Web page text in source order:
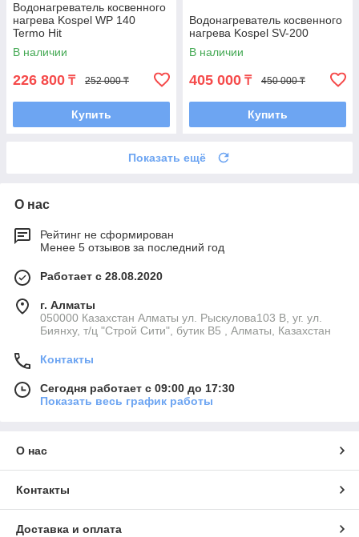
Водонагреватель косвенного
нагрева Kospel WP 140
Termo Hit
В наличии
226 800 ₸ 252 000 ₸
Купить
Водонагреватель косвенного
нагрева Kospel SV-200
В наличии
405 000 ₸ 450 000 ₸
Купить
Показать ещё
О нас
Рейтинг не сформирован
Менее 5 отзывов за последний год
Работает с 28.08.2020
г. Алматы
050000 Казахстан Алматы ул. Рыскулова103 В, уг. ул.
Биянху, т/ц "Строй Сити", бутик В5 , Алматы, Казахстан
Контакты
Сегодня работает с 09:00 до 17:30
Показать весь график работы
О нас
Контакты
Доставка и оплата